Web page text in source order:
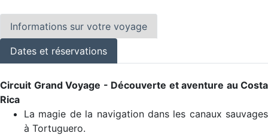
Informations sur votre voyage
Dates et réservations
Circuit Grand Voyage - Découverte et aventure au Costa
Rica
La magie de la navigation dans les canaux sauvages
à Tortuguero.